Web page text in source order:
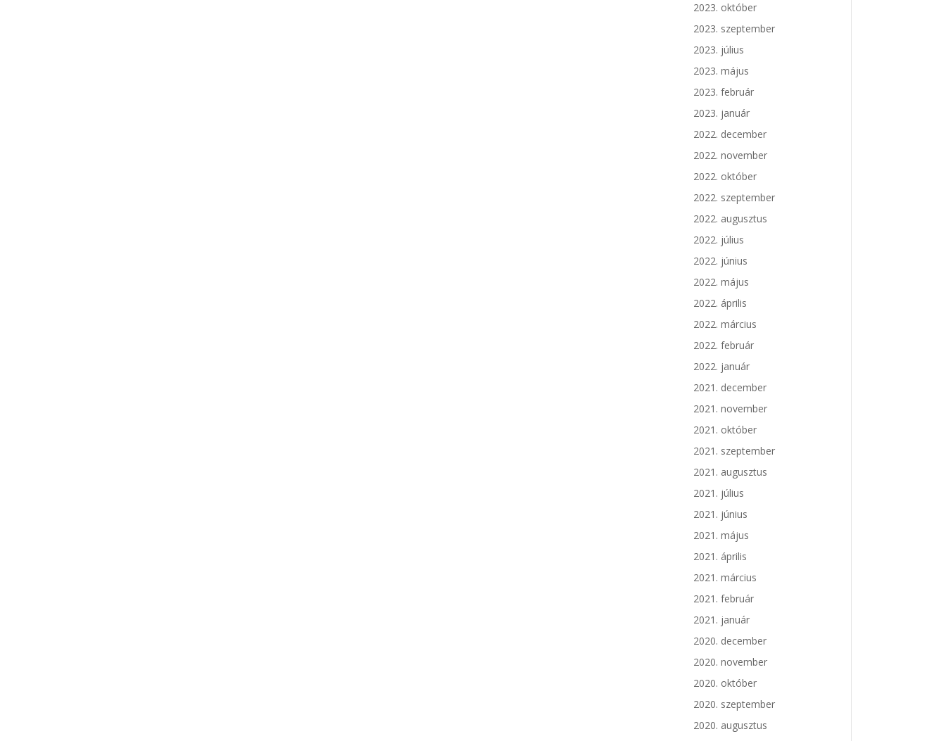
2023. október
2023. szeptember
2023. július
2023. május
2023. február
2023. január
2022. december
2022. november
2022. október
2022. szeptember
2022. augusztus
2022. július
2022. június
2022. május
2022. április
2022. március
2022. február
2022. január
2021. december
2021. november
2021. október
2021. szeptember
2021. augusztus
2021. július
2021. június
2021. május
2021. április
2021. március
2021. február
2021. január
2020. december
2020. november
2020. október
2020. szeptember
2020. augusztus